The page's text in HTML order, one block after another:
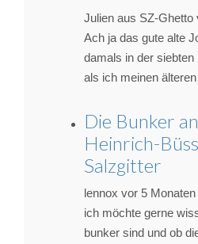
Julien aus SZ-Ghetto
Ach ja das gute alte
damals in der
als ich meinen älteren
Die Bunker
Heinrich-
Salzgitter
lennox vor 5 Monaten
ich möchte gerne
bunker sind und ob